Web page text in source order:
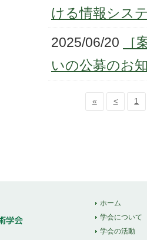
ける情報シス
2025/06/20
［
いの公募のお
« < 1
ホーム
学会について
学会の活動